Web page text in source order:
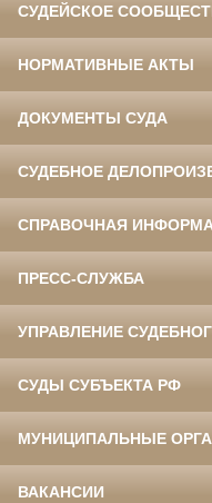
СУДЕЙСКОЕ
НОРМАТИВНЫЕ АКТЫ
ДОКУМЕНТЫ СУДА
СУДЕБНОЕ
СПРАВОЧНАЯ
ПРЕСС-СЛУЖБА
УПРАВЛЕНИЕ
СУДЫ СУБЪЕКТА РФ
МУНИЦИПАЛЬНЫЕ
ВАКАНСИИ